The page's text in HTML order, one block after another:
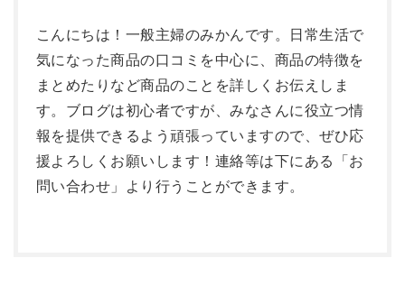
こんにちは！一般主婦のみかんです。日常生活で
気になった商品の口コミを中心に、商品の特徴を
まとめたりなど商品のことを詳しくお伝えしま
す。ブログは初心者ですが、みなさんに役立つ情
報を提供できるよう頑張っていますので、ぜひ応
援よろしくお願いします！連絡等は下にある「お
問い合わせ」より行うことができます。